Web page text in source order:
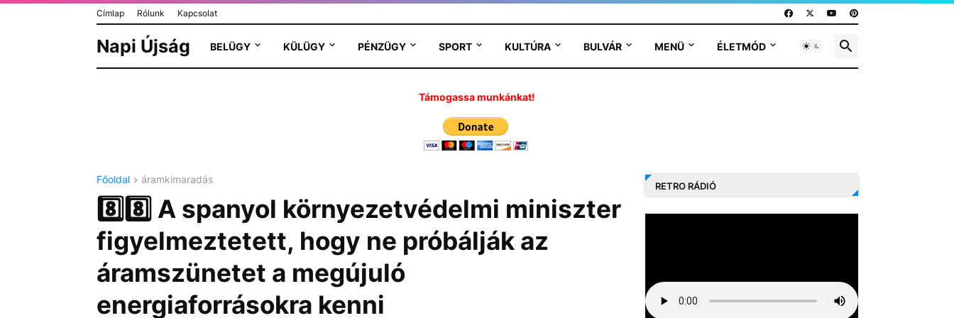
Címlap Rólunk Kapcsolat
Napi Újság BELÜGY KÜLÜGY PÉNZÜGY SPORT KULTÚRA BULVÁR MENÜ ÉLETMÓD
Támogassa munkánkat!
Főoldal áramkimaradás
8️⃣8️⃣ A spanyol környezetvédelmi miniszter
figyelmeztetett, hogy ne próbálják az
áramszünetet a megújuló
energiaforrásokra kenni
RETRO RÁDIÓ